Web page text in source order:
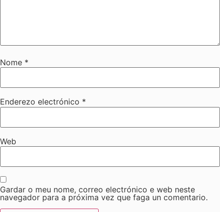
Nome *
Enderezo electrónico *
Web
Gardar o meu nome, correo electrónico e web neste
navegador para a próxima vez que faga un comentario.